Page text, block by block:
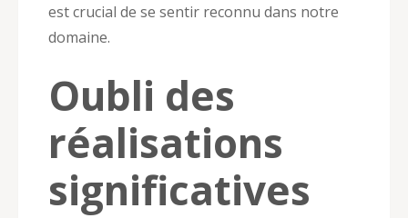
est crucial de se sentir reconnu dans notre
domaine.
Oubli des
réalisations
significatives